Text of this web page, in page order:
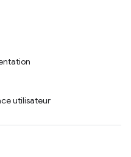
utilisateur